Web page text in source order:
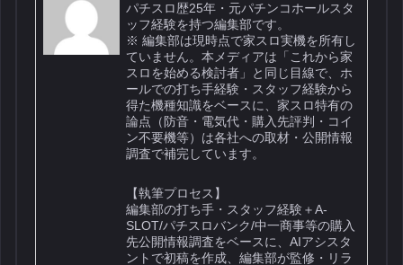
パチスロ歴25年・元パチンコホールスタ
ッフ経験を持つ編集部です。
※ 編集部は現時点で家スロ実機を所有し
ていません。本メディアは「これから家
スロを始める検討者」と同じ目線で、ホ
ールでの打ち手経験・スタッフ経験から
得た機種知識をベースに、家スロ特有の
論点（防音・電気代・購入先評判・コイ
ン不要機等）は各社への取材・公開情報
調査で補完しています。
【執筆プロセス】
編集部の打ち手・スタッフ経験＋A-
SLOT/パチスロバンク/中一商事等の購入
先公開情報調査をベースに、AIアシスタ
ントで初稿を作成、編集部が監修・リラ